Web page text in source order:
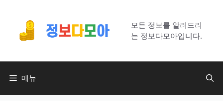
모든 정보를 알려드리
는 정보다모아입니다.
메뉴